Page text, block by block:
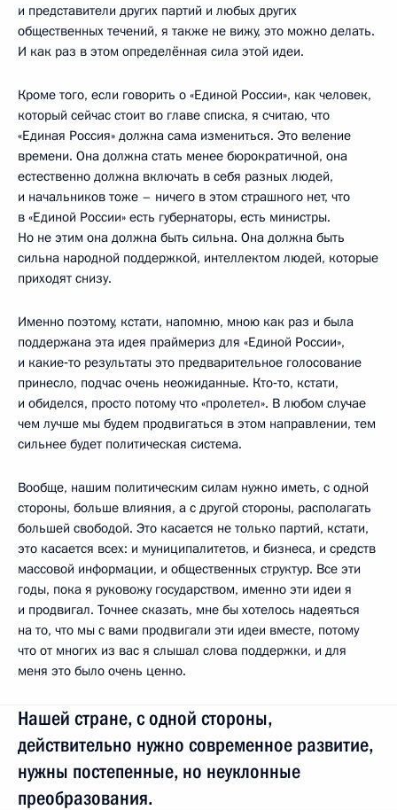
и представители других партий и любых других
общественных течений, я также не вижу, это можно делать.
И как раз в этом определённая сила этой идеи.
Кроме того, если говорить о «Единой России», как человек,
который сейчас стоит во главе списка, я считаю, что
«Единая Россия» должна сама измениться. Это веление
времени. Она должна стать менее бюрократичной, она
естественно должна включать в себя разных людей,
и начальников тоже – ничего в этом страшного нет, что
в «Единой России» есть губернаторы, есть министры.
Но не этим она должна быть сильна. Она должна быть
сильна народной поддержкой, интеллектом людей, которые
приходят снизу.
Именно поэтому, кстати, напомню, мною как раз и была
поддержана эта идея праймериз для «Единой России»,
и какие‑то результаты это предварительное голосование
принесло, подчас очень неожиданные. Кто‑то, кстати,
и обиделся, просто потому что «пролетел». В любом случае
чем лучше мы будем продвигаться в этом направлении, тем
сильнее будет политическая система.
Вообще, нашим политическим силам нужно иметь, с одной
стороны, больше влияния, а с другой стороны, располагать
большей свободой. Это касается не только партий, кстати,
это касается всех: и муниципалитетов, и бизнеса, и средств
массовой информации, и общественных структур. Все эти
годы, пока я руковожу государством, именно эти идеи я
и продвигал. Точнее сказать, мне бы хотелось надеяться
на то, что мы с вами продвигали эти идеи вместе, потому
что от многих из вас я слышал слова поддержки, и для
меня это было очень ценно.
Нашей стране, с одной стороны,
действительно нужно современное развитие,
нужны постепенные, но неуклонные
преобразования.